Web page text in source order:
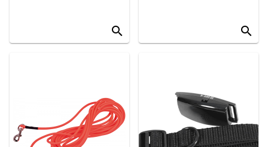
search search